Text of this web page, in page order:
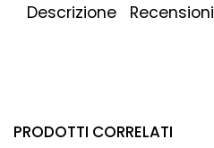
Descrizione Recensioni
PRODOTTI CORRELATI